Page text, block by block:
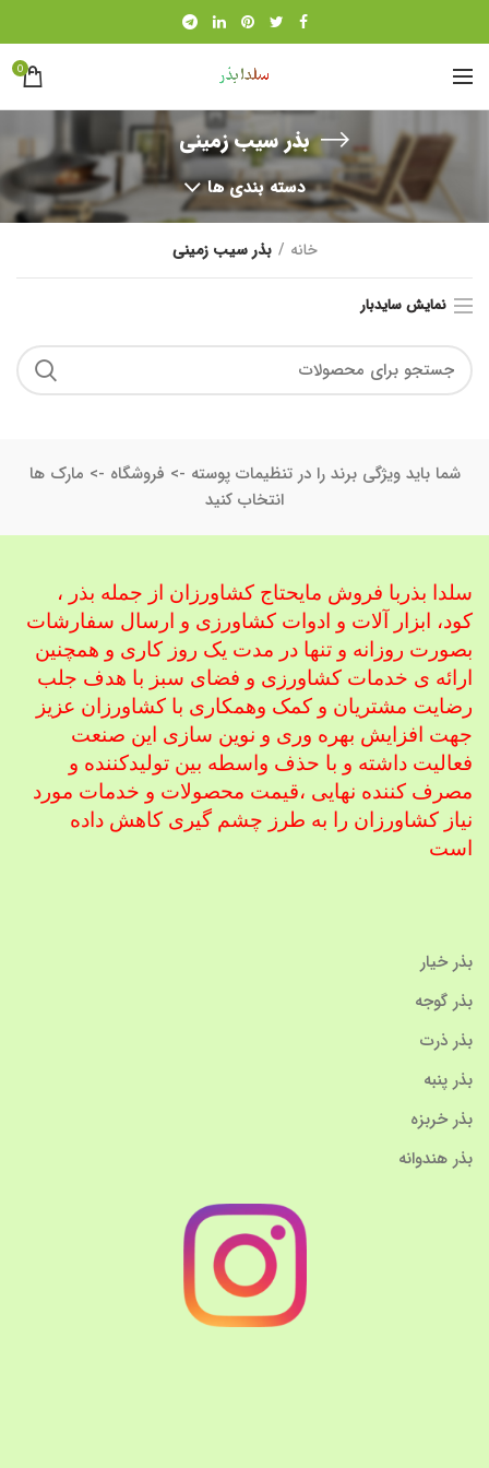
0
بذر سیب زمینی
دسته بندی ها
خانه بذر سیب زمینی
نمایش سایدبار
شما باید ویژگی برند را در تنظیمات پوسته -> فروشگاه -> مارک ها
انتخاب کنید
سلدا بذربا فروش مایحتاج کشاورزان از جمله بذر ،
کود، ابزار آلات و ادوات کشاورزی و ارسال سفارشات
بصورت روزانه و تنها در مدت یک روز کاری و همچنین
ارائه ی خدمات کشاورزی و فضای سبز با هدف جلب
رضایت مشتریان و کمک وهمکاری با کشاورزان عزیز
جهت افزایش بهره وری و نوین سازی این صنعت
فعالیت داشته و با حذف واسطه بین تولیدکننده و
مصرف کننده نهایی ،قیمت محصولات و خدمات مورد
نیاز کشاورزان را به طرز چشم گیری کاهش داده
است
بذر خیار
بذر گوجه
بذر ذرت
بذر پنبه
بذر خربزه
بذر هندوانه